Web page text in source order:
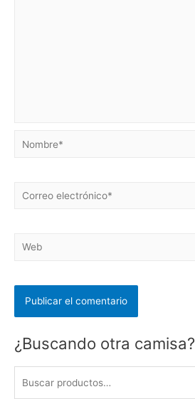
¿Buscando otra camisa?